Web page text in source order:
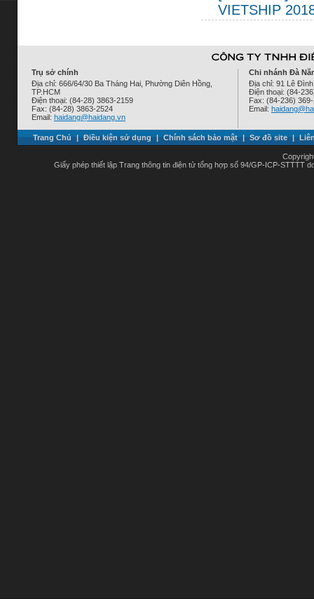
VIETSHIP
Trụ sở chính
Địa chỉ: 666/64/30 Ba Tháng Hai, Phường Diên Hồng,
TP.HCM
Điện thoại: (84-28) 3863-2159
Fax: (84-28) 3863-2524
Email: haidang@haidang.vn
Chi nhánh Đà
Địa chỉ: 91 Lê
Điện thoại: (84-
Fax: (84-236)
Email:
Trang Chủ | Điều kiện sử dụng | Chính sách bảo mật | Sơ đồ site |
Giấy phép thiết lập Trang thông tin điện tử tổng hợp số 94/GP-ICP-STTTT